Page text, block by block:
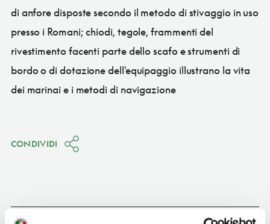
di anfore disposte secondo il metodo di stivaggio in uso
presso i Romani; chiodi, tegole, frammenti del
rivestimento facenti parte dello scafo e strumenti di
bordo o di dotazione dell'equipaggio illustrano la vita
dei marinai e i metodi di navigazione
CONDIVIDI